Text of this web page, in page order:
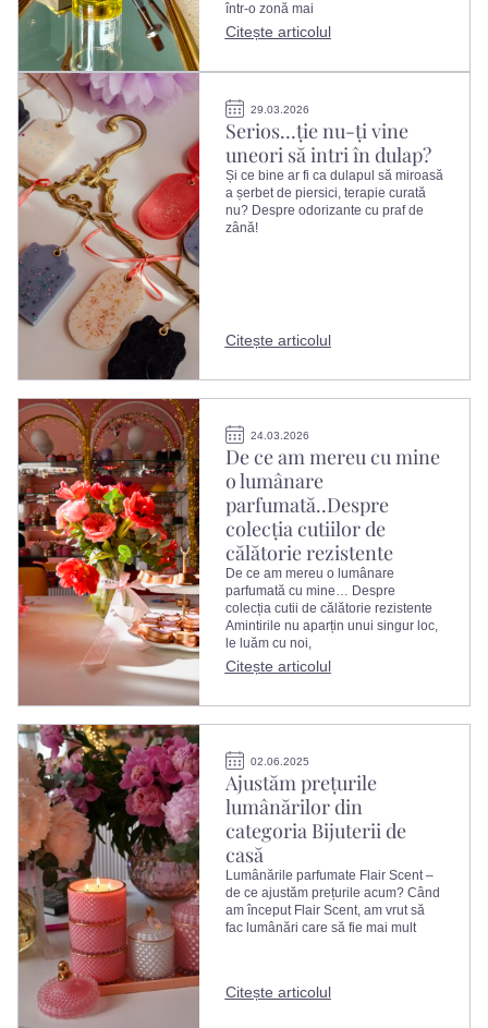
într-o zonă mai
Citește articolul
29.03.2026
Serios…ție nu-ți vine
uneori să intri în dulap?
Și ce bine ar fi ca dulapul să miroasă
a șerbet de piersici, terapie curată
nu? Despre odorizante cu praf de
zână!
Citește articolul
24.03.2026
De ce am mereu cu mine
o lumânare
parfumată..Despre
colecția cutiilor de
călătorie rezistente
De ce am mereu o lumânare
parfumată cu mine… Despre
colecția cutii de călătorie rezistente
Amintirile nu aparțin unui singur loc,
le luăm cu noi,
Citește articolul
02.06.2025
Ajustăm prețurile
lumânărilor din
categoria Bijuterii de
casă
Lumânările parfumate Flair Scent –
de ce ajustăm prețurile acum? Când
am început Flair Scent, am vrut să
fac lumânări care să fie mai mult
Citește articolul